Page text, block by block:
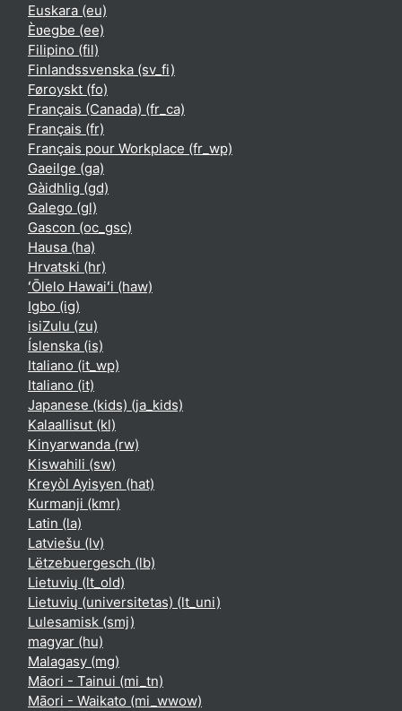
Euskara ‎(eu)‎
Èʋegbe ‎(ee)‎
Filipino ‎(fil)‎
Finlandssvenska ‎(sv_fi)‎
Føroyskt ‎(fo)‎
Français (Canada) ‎(fr_ca)‎
Français ‎(fr)‎
Français pour Workplace ‎(fr_wp)‎
Gaeilge ‎(ga)‎
Gàidhlig ‎(gd)‎
Galego ‎(gl)‎
Gascon ‎(oc_gsc)‎
Hausa ‎(ha)‎
Hrvatski ‎(hr)‎
ʻŌlelo Hawaiʻi ‎(haw)‎
Igbo ‎(ig)‎
isiZulu ‎(zu)‎
Íslenska ‎(is)‎
Italiano ‎(it_wp)‎
Italiano ‎(it)‎
Japanese (kids) ‎(ja_kids)‎
Kalaallisut ‎(kl)‎
Kinyarwanda ‎(rw)‎
Kiswahili ‎(sw)‎
Kreyòl Ayisyen ‎(hat)‎
Kurmanji ‎(kmr)‎
Latin ‎(la)‎
Latviešu ‎(lv)‎
Lëtzebuergesch ‎(lb)‎
Lietuvių ‎(lt_old)‎
Lietuvių (universitetas) ‎(lt_uni)‎
Lulesamisk ‎(smj)‎
magyar ‎(hu)‎
Malagasy ‎(mg)‎
Māori - Tainui ‎(mi_tn)‎
Māori - Waikato ‎(mi_wwow)‎